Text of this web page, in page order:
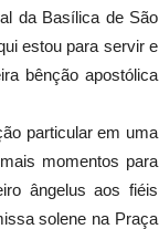
da Basílica de São
estou para servir e
bênção apostólica
particular em uma
momentos para
ângelus aos fiéis
solene na Praça